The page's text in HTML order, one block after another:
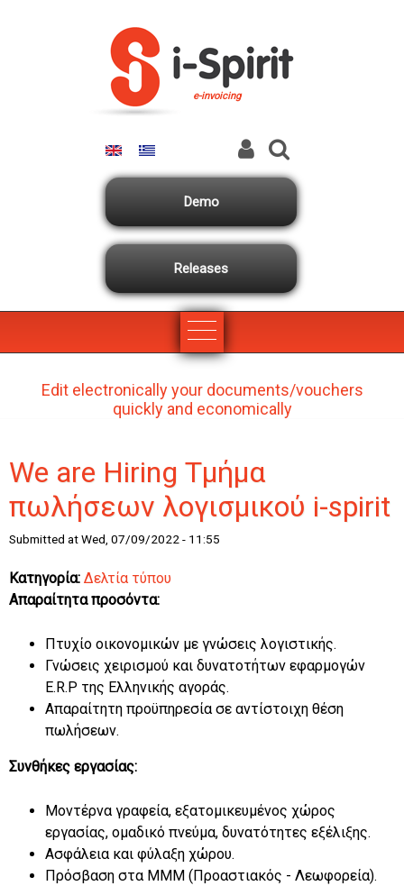
e-invoicing
Demo
Releases
Edit electronically your documents/vouchers
quickly and economically
We are Hiring Τμήμα
πωλήσεων λογισμικού i-spirit
Submitted at Wed, 07/09/2022 - 11:55
Κατηγορία: Δελτία τύπου
Απαραίτητα προσόντα:
Πτυχίο οικονομικών με γνώσεις λογιστικής.
Γνώσεις χειρισμού και δυνατοτήτων εφαρμογών
E.R.P της Ελληνικής αγοράς.
Απαραίτητη προϋπηρεσία σε αντίστοιχη θέση
πωλήσεων.
Συνθήκες εργασίας:
Μοντέρνα γραφεία, εξατομικευμένος χώρος
εργασίας, ομαδικό πνεύμα, δυνατότητες εξέλιξης.
Ασφάλεια και φύλαξη χώρου.
Πρόσβαση στα ΜΜΜ (Προαστιακός - Λεωφορεία).